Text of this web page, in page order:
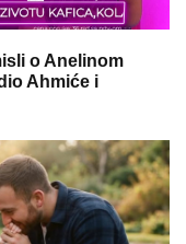
o Anelinom
Ahmiće i